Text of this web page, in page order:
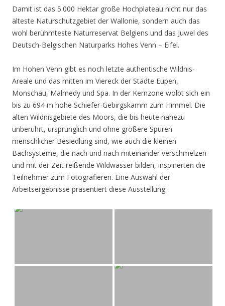
Damit ist das 5.000 Hektar große Hochplateau nicht nur das
älteste Naturschutzgebiet der Wallonie, sondern auch das
wohl berühmteste Naturreservat Belgiens und das Juwel des
Deutsch-Belgischen Naturparks Hohes Venn – Eifel.
Im Hohen Venn gibt es noch letzte authentische Wildnis-
Areale und das mitten im Viereck der Städte Eupen,
Monschau, Malmedy und Spa. In der Kernzone wölbt sich ein
bis zu 694 m hohe Schiefer-Gebirgskamm zum Himmel. Die
alten Wildnisgebiete des Moors, die bis heute nahezu
unberührt, ursprünglich und ohne größere Spuren
menschlicher Besiedlung sind, wie auch die kleinen
Bachsysteme, die nach und nach miteinander verschmelzen
und mit der Zeit reißende Wildwasser bilden, inspirierten die
Teilnehmer zum Fotografieren. Eine Auswahl der
Arbeitsergebnisse präsentiert diese Ausstellung.